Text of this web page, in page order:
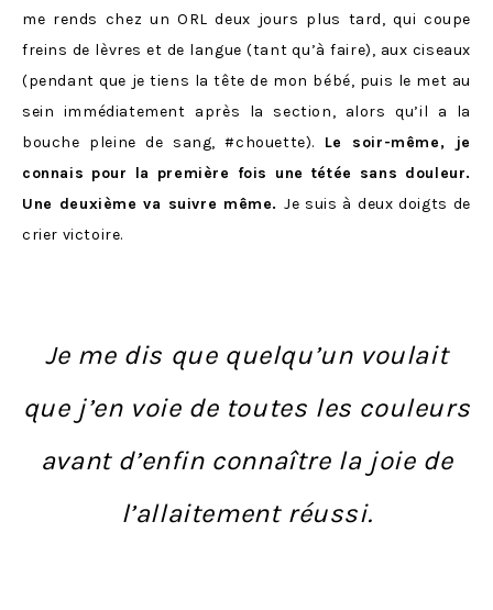
me rends chez un ORL deux jours plus tard, qui coupe
freins de lèvres et de langue (tant qu’à faire), aux ciseaux
(pendant que je tiens la tête de mon bébé, puis le met au
sein immédiatement après la section, alors qu’il a la
bouche pleine de sang, #chouette). Le soir-même, je
connais pour la première fois une tétée sans douleur.
Une deuxième va suivre même. Je suis à deux doigts de
crier victoire.
Je me dis que quelqu’un voulait
que j’en voie de toutes les couleurs
avant d’enfin connaître la joie de
l’allaitement réussi.